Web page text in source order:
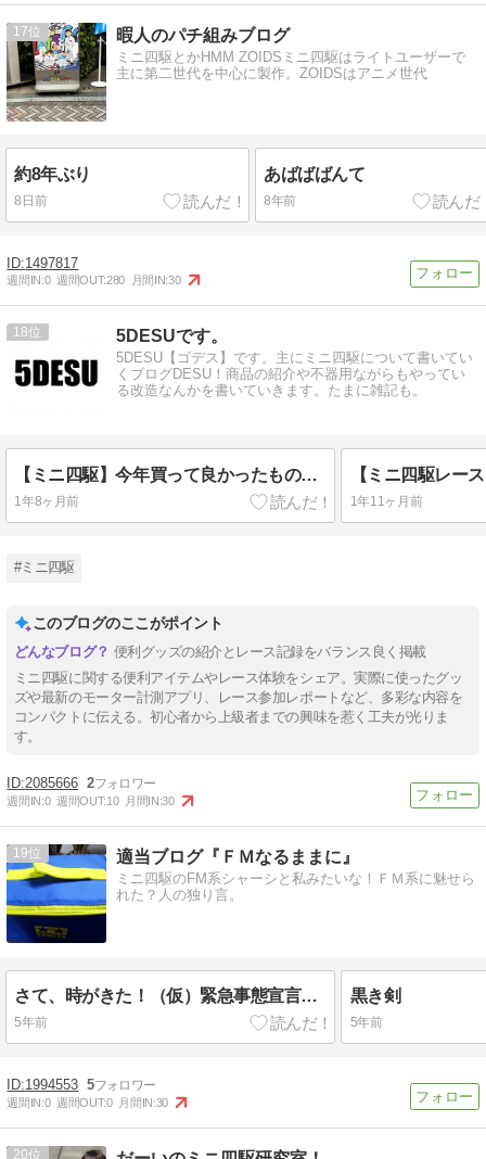
17 暇人のパチ組みブログ
ミニ四駆とかHMM ZOIDSミニ四駆はライトユーザーで
主に第二世代を中心に製作。ZOIDSはアニメ世代
約8年ぶり
8日前
あばばばんて
8年前
1497817
週間IN:0 週間OUT:280 月間IN:30
18 5DESUです。
5DESU【ゴデス】です。主にミニ四駆について書いてい
くブログDESU！商品の紹介や不器用ながらもやってい
る改造なんかを書いていきます。たまに雑記も。
【ミニ四駆】今年買って良かったもの2024
1年8ヶ月前
【ミニ四駆レー
1年11ヶ月前
#ミニ四駆
このブログのここがポイント
便利グッズの紹介とレース記録をバランス良く掲載
ミニ四駆に関する便利アイテムやレース体験をシェア。実際に使ったグッ
ズや最新のモーター計測アプリ、レース参加レポートなど、多彩な内容を
コンパクトに伝える。初心者から上級者までの興味を惹く工夫が光りま
す。
2085666 2
週間IN:0 週間OUT:10 月間IN:30
19 適当ブログ『ＦＭなるままに』
ミニ四駆のFM系シャーシと私みたいな！ＦＭ系に魅せら
れた？人の独り言。
さて、時がきた！（仮）緊急事態宣言明けたら・・・
5年前
黒き剣
5年前
1994553 5
週間IN:0 週間OUT:0 月間IN:30
20